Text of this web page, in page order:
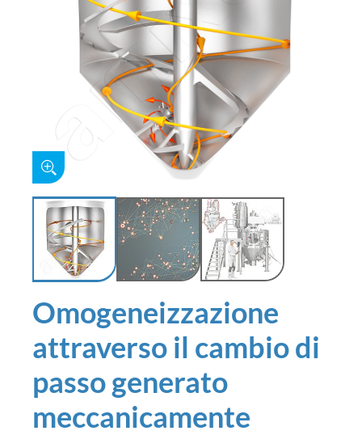
Omogeneizzazione
attraverso il cambio di
passo generato
meccanicamente